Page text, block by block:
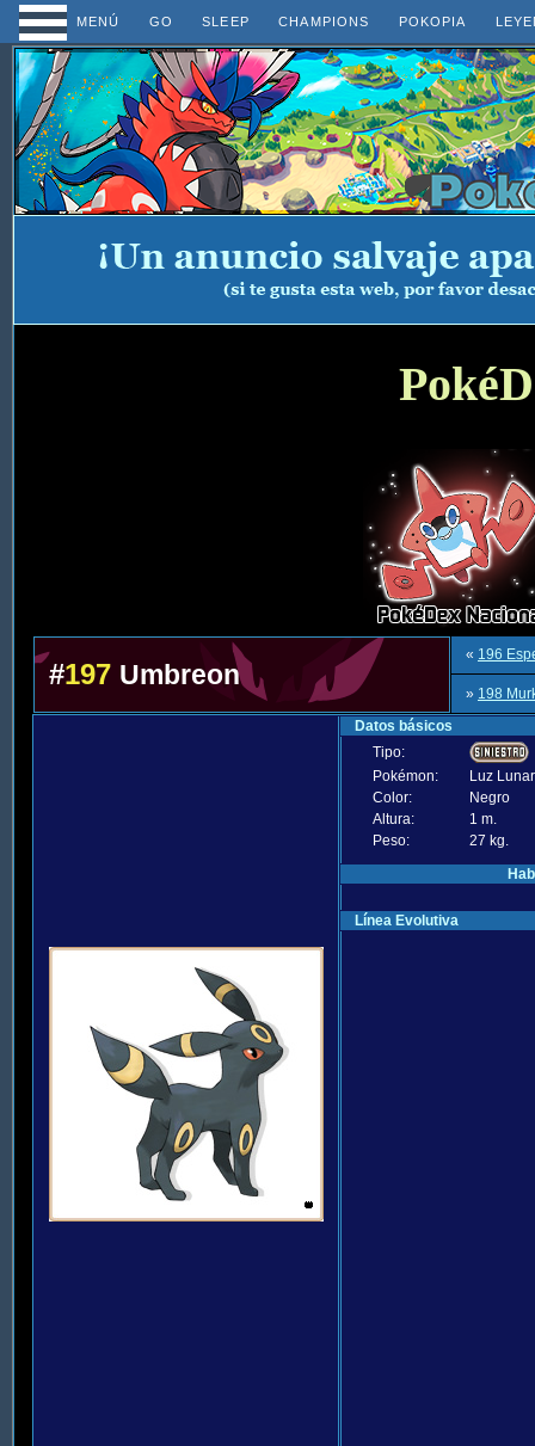
MENÚ GO SLEEP CHAMPIONS POKOPIA
#197 Umbreon
« 196
» 198
Datos básicos
Tipo:
Pokémon:
Luz Lunar
Color:
Negro
Altura:
1 m.
Peso:
27 kg.
Línea Evolutiva